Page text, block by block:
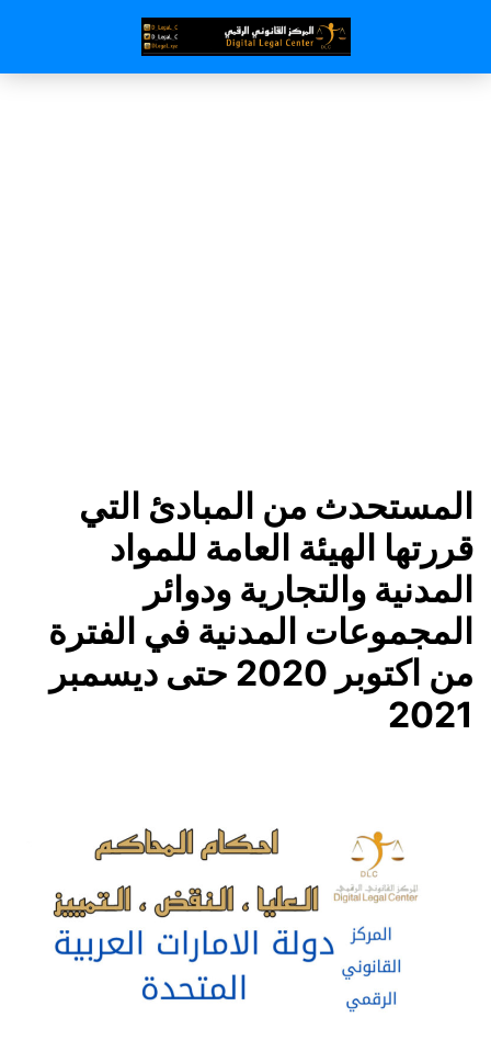
المستحدث من المبادئ التي
قررتها الهيئة العامة للمواد
المدنية والتجارية ودوائر
المجموعات المدنية في الفترة
من اكتوبر 2020 حتى ديسمبر
2021